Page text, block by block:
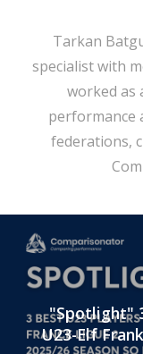
Tarkan
specialist with
worked as
performance
federations,
"Spotlight"
U23-Elf